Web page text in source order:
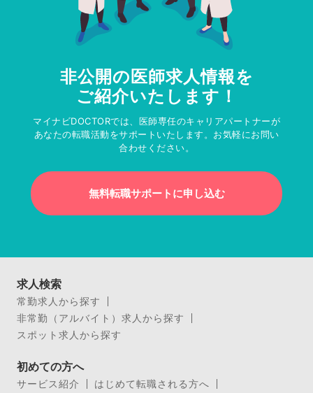
非公開の医師求人情報を
ご紹介いたします！
マイナビDOCTORでは、医師専任のキャリアパートナーが
あなたの転職活動をサポートいたします。お気軽にお問い
合わせください。
無料転職サポートに申し込む
求人検索
常勤求人から探す
非常勤（アルバイト）求人から探す
スポット求人から探す
初めての方へ
サービス紹介
はじめて転職される方へ